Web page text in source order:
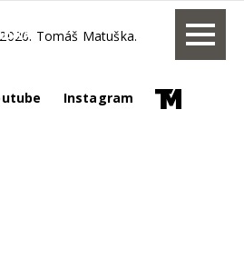
Tomáš Matuška.
Instagram